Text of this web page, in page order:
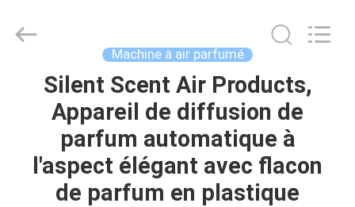
MAISON
PRODUITS
VIDÉOS
Online
Market.
Machine à air parfumé
Silent Scent Air Products,
Appareil de diffusion de
parfum automatique à
l'aspect élégant avec flacon
de parfum en plastique